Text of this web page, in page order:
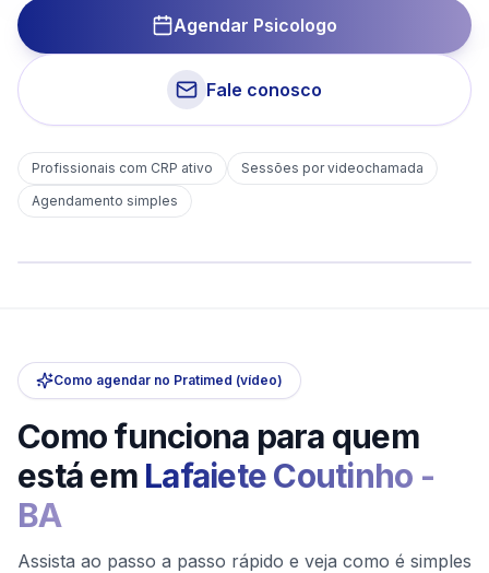
Agendar Psicologo
Fale conosco
Profissionais com CRP ativo
Sessões por videochamada
Agendamento simples
Como agendar no Pratimed (vídeo)
Como funciona para quem
está em Lafaiete Coutinho -
BA
Assista ao passo a passo rápido e veja como é simples